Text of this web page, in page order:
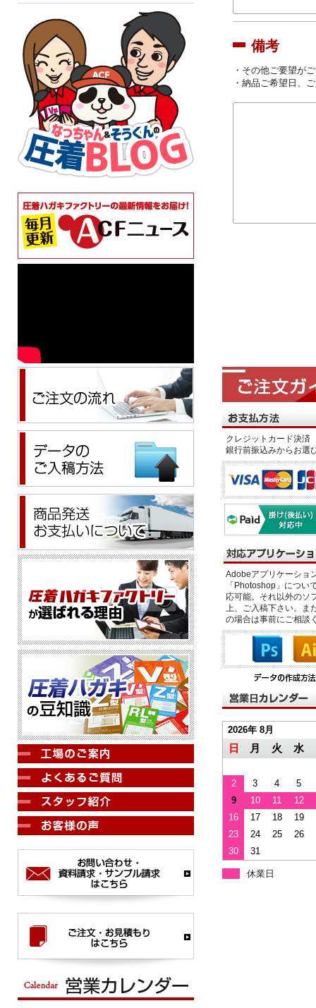
備考
・その他ご要望が
・納品ご希望日、
クレジットカード決
銀行前振込みからお選
Adobeアプリケーショ
「Photoshop」につい
応可能。それ以外のソ
上、ご入稿下さい。ま
の場合は事前にご相談
2026年 8月
日 月 火 水
2 3 4
5
9
10 11
12
16
17 18
19
23
24 25
26
30
31
休業日